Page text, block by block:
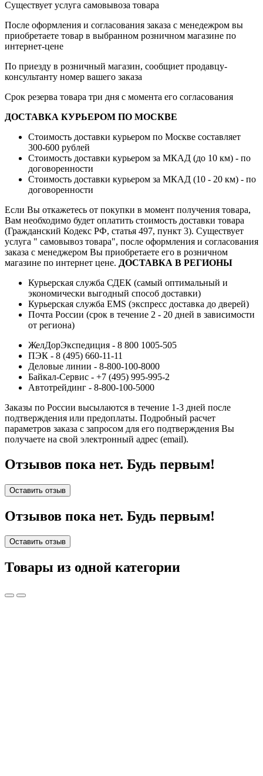
Существует услуга самовывоза товара
После оформления и согласования заказа с менедежром вы
приобретаете товар в выбранном розничном магазине по
интернет-цене
По приезду в розничный магазин, сообщиет продавцу-
консультанту номер вашего заказа
Срок резерва товара три дня с момента его согласования
ДОСТАВКА КУРЬЕРОМ ПО МОСКВЕ
Стоимость доставки курьером по Москве составляет
300-600 рублей
Стоимость доставки курьером за МКАД (до 10 км) - по
договоренности
Стоимость доставки курьером за МКАД (10 - 20 км) - по
договоренности
Если Вы откажетесь от покупки в момент получения товара,
Вам необходимо будет оплатить стоимость доставки товара
(Гражданский Кодекс РФ, статья 497, пункт 3). Существует
услуга " самовывоз товара", после оформления и согласования
заказа с менеджером Вы приобретаете его в розничном
магазине по интернет цене. ДОСТАВКА В РЕГИОНЫ
Курьерская служба СДЕК (самый оптимальный и
экономически выгодный способ доставки)
Курьерская служба EMS (экспресс доставка до дверей)
Почта России (срок в течение 2 - 20 дней в зависимости
от региона)
ЖелДорЭкспедиция - 8 800 1005-505
ПЭК - 8 (495) 660-11-11
Деловые линии - 8-800-100-8000
Байкал-Сервис - +7 (495) 995-995-2
Автотрейдинг - 8-800-100-5000
Заказы по России высылаются в течение 1-3 дней после
подтверждения или предоплаты. Подробный расчет
параметров заказа с запросом для его подтверждения Вы
получаете на свой электронный адрес (email).
Отзывов пока нет. Будь первым!
Оставить отзыв
Отзывов пока нет. Будь первым!
Оставить отзыв
Товары из одной категории